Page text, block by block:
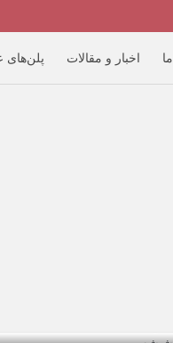
اخبار و مقالات